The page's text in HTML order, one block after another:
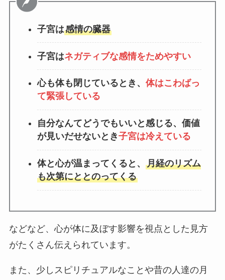
子宮は感情の臓器
子宮はネガティブな感情をためやすい
心も体も閉じているとき、 体はこわばっ
て緊張している
自分なんてどうでもいいと感じる、価値
が見いだせないとき子宮は冷えている
体と心が温まってくると、 月経のリズム
も次第にととのってくる
などなど、心が体に及ぼす影響を視点とした見方
がたくさん伝えられています。
また、少しスピリチュアルなことや昔の人達の月